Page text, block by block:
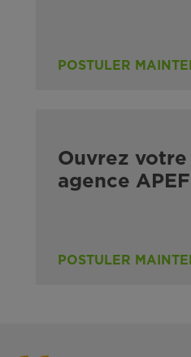
POSTULER
Ouvrez
agence APEF
POSTULER